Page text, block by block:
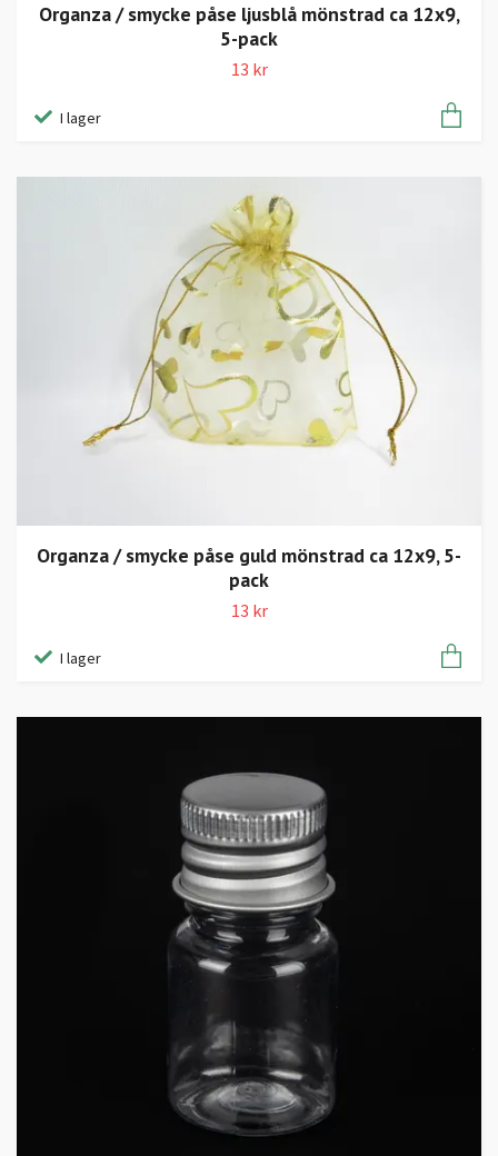
Organza / smycke påse ljusblå mönstrad ca 12x9,
5-pack
13 kr
I lager
Organza / smycke påse guld mönstrad ca 12x9, 5-
pack
13 kr
I lager